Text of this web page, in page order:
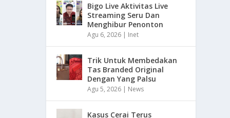
Bigo Live Aktivitas Live
Streaming Seru Dan
Menghibur Penonton
Agu 6, 2026 | Inet
Trik Untuk Membedakan
Tas Branded Original
Dengan Yang Palsu
Agu 5, 2026 | News
Kasus Cerai Terus